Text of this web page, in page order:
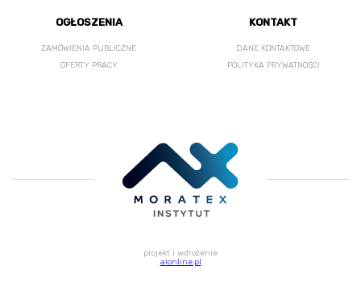
OGŁOSZENIA
ZAMÓWIENIA PUBLICZNE
OFERTY PRACY
KONTAKT
DANE KONTAKTOWE
POLITYKA PRYWATNOŚCI
projekt i wdrożenie
aionline.pl